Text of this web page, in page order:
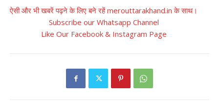
ऐसी और भी खबरें पढ़ने के लिए बने रहें merouttarakhand.in के साथ।
Subscribe our Whatsapp Channel
Like Our Facebook & Instagram Page